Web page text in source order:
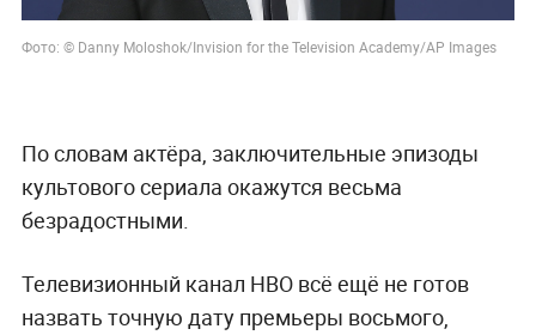
Фото: © Danny Moloshok/Invision for the Television Academy/AP Images
По словам актёра, заключительные эпизоды
культового сериала окажутся весьма
безрадостными.
Телевизионный канал HBO всё ещё не готов
назвать точную дату премьеры восьмого,